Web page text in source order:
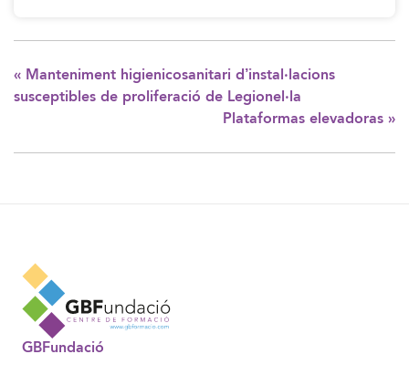
« Manteniment higienicosanitari d’instal·lacions
susceptibles de proliferació de Legionel·la
Plataformas elevadoras »
GBFundació